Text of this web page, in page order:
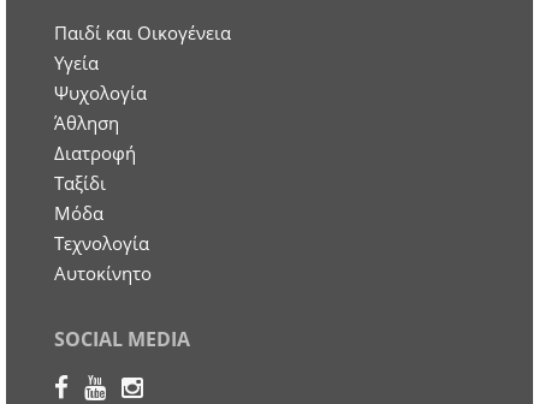
Παιδί και Οικογένεια
Υγεία
Ψυχολογία
Άθληση
Διατροφή
Ταξίδι
Μόδα
Τεχνολογία
Αυτοκίνητο
SOCIAL MEDIA